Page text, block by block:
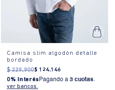
Camisa slim algodón detalle
bordado
$ 229.900$ 124.146
0% Interés Pagando a 3 cuotas.
ver bancos.